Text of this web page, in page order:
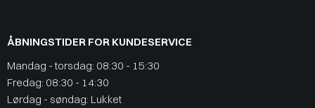
ÅBNINGSTIDER FOR KUNDESERVICE
Mandag - torsdag: 08:30 - 15:30
Fredag: 08:30 - 14:30
Lørdag - søndag: Lukket